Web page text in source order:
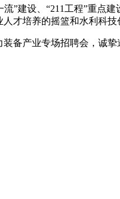
”建设、“211工程”重点建
才培养的摇篮和水利科技
备产业专场招聘会，诚